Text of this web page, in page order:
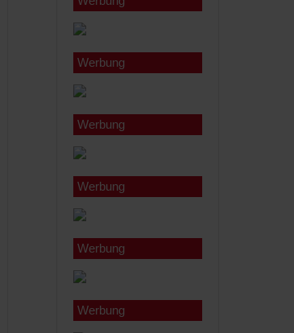
Werbung
Werbung
Werbung
Werbung
Werbung